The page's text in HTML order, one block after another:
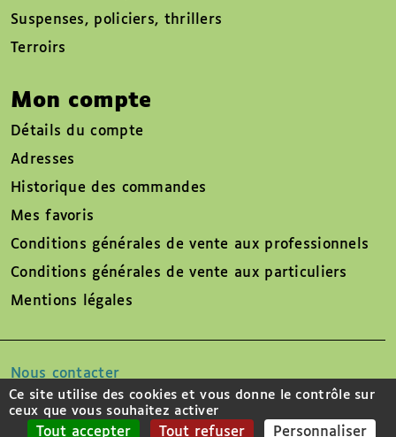
Suspenses, policiers, thrillers
Terroirs
Mon compte
Détails du compte
Adresses
Historique des commandes
Mes favoris
Conditions générales de vente aux professionnels
Conditions générales de vente aux particuliers
Mentions légales
Nous contacter
Suivez-nous sur
Ce site utilise des cookies et vous donne le contrôle sur
ceux que vous souhaitez activer
Tout accepter Tout refuser Personnaliser